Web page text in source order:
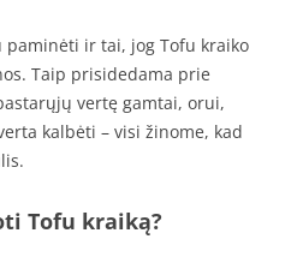
paminėti ir tai, jog Tofu kraiko
Taip prisidedama prie
vertę gamtai, orui,
kalbėti – visi žinome, kad
Tofu kraiką?